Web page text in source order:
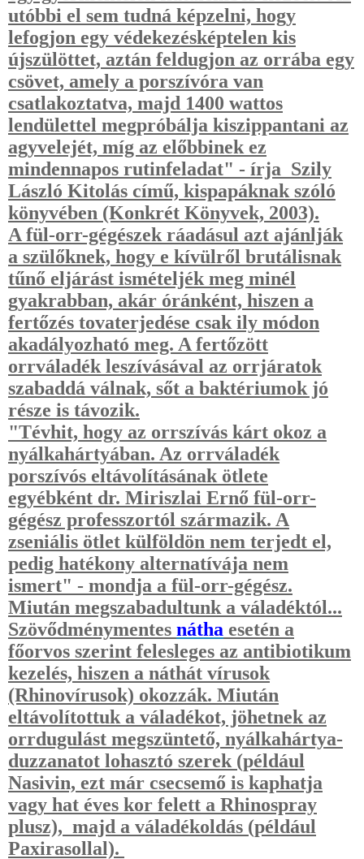
utóbbi el sem tudná képzelni, hogy
lefogjon egy védekezésképtelen kis
újszülöttet, aztán feldugjon az orrába egy
csövet, amely a porszívóra van
csatlakoztatva, majd 1400 wattos
lendülettel megpróbálja kiszippantani az
agyvelejét, míg az előbbinek ez
mindennapos rutinfeladat" - írja Szily
László Kitolás című, kispapáknak szóló
könyvében (Konkrét Könyvek, 2003).
A fül-orr-gégészek ráadásul azt ajánlják
a szülőknek, hogy e kívülről brutálisnak
tűnő eljárást ismételjék meg minél
gyakrabban, akár óránként, hiszen a
fertőzés tovaterjedése csak ily módon
akadályozható meg. A fertőzött
orrváladék leszívásával az orrjáratok
szabaddá válnak, sőt a baktériumok jó
része is távozik.
"Tévhit, hogy az orrszívás kárt okoz a
nyálkahártyában. Az orrváladék
porszívós eltávolításának ötlete
egyébként dr. Miriszlai Ernő fül-orr-
gégész professzortól származik. A
zseniális ötlet külföldön nem terjedt el,
pedig hatékony alternatívája nem
ismert" - mondja a fül-orr-gégész.
Miután megszabadultunk a váladéktól...
Szövődménymentes nátha esetén a
főorvos szerint felesleges az antibiotikum
kezelés, hiszen a náthát vírusok
(Rhinovírusok) okozzák. Miután
eltávolítottuk a váladékot, jöhetnek az
orrdugulást megszüntető, nyálkahártya-
duzzanatot lohasztó szerek (például
Nasivin, ezt már csecsemő is kaphatja
vagy hat éves kor felett a Rhinospray
plusz), majd a váladékoldás (például
Paxirasollal).